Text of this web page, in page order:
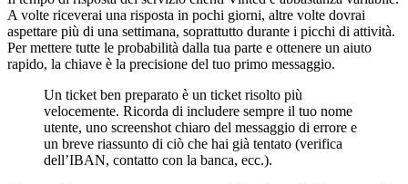
A volte riceverai una risposta in pochi giorni, altre volte dovrai
aspettare più di una settimana, soprattutto durante i picchi di attività.
Per mettere tutte le probabilità dalla tua parte e ottenere un aiuto
rapido, la chiave è la precisione del tuo primo messaggio.
Un ticket ben preparato è un ticket risolto più
velocemente. Ricorda di includere sempre il tuo nome
utente, uno screenshot chiaro del messaggio di errore e
un breve riassunto di ciò che hai già tentato (verifica
dell’IBAN, contatto con la banca, ecc.).